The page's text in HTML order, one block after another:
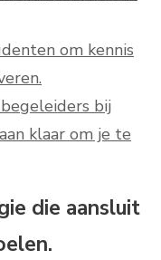
om kennis
bij
klaar om je te
die aansluit